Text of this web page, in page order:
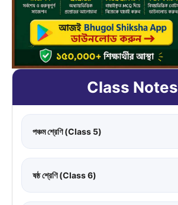
Class Notes
পঞ্চম শ্রেণি (Class 5)
ষষ্ঠ শ্রেণি (Class 6)